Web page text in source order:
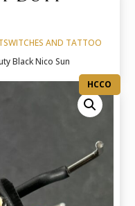
AND TATTOO
Black Nico Sun
HCCO